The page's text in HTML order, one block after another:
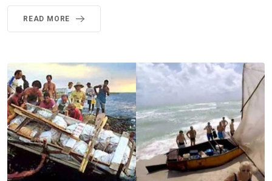
READ MORE